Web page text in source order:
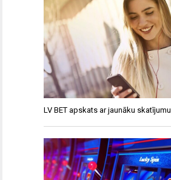
LV BET apskats ar jaunāku skatījumu